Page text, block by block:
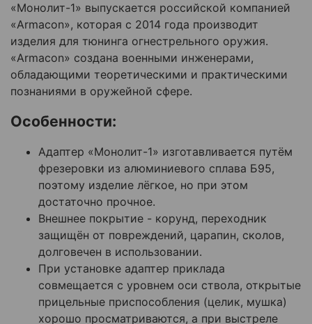
«Монолит-1» выпускается российской компанией
«Armacon», которая с 2014 года производит
изделия для тюнинга огнестрельного оружия.
«Armacon» создана военными инженерами,
обладающими теоретическими и практическими
познаниями в оружейной сфере.
Особенности:
Адаптер «Монолит-1» изготавливается путём
фрезеровки из алюминиевого сплава Б95,
поэтому изделие лёгкое, но при этом
достаточно прочное.
Внешнее покрытие - корунд, переходник
защищён от повреждений, царапин, сколов,
долговечен в использовании.
При установке адаптер приклада
совмещается с уровнем оси ствола, открытые
прицельные приспособления (целик, мушка)
хорошо просматриваются, а при выстреле